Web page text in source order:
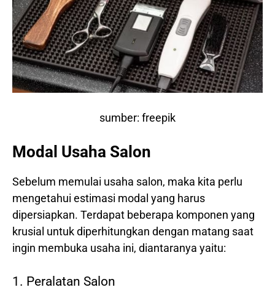
sumber: freepik
Modal Usaha Salon
Sebelum memulai usaha salon, maka kita perlu
mengetahui estimasi modal yang harus
dipersiapkan. Terdapat beberapa komponen yang
krusial untuk diperhitungkan dengan matang saat
ingin membuka usaha ini, diantaranya yaitu:
1. Peralatan Salon